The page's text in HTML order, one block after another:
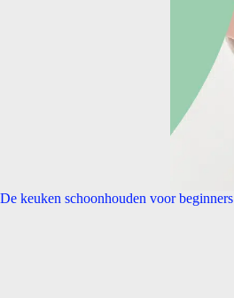
De keuken schoonhouden voor beginners